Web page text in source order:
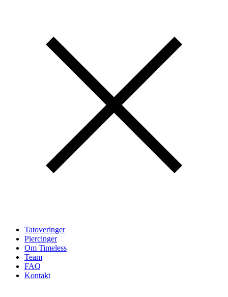
Tatoveringer
Piercinger
Om Timeless
Team
FAQ
Kontakt